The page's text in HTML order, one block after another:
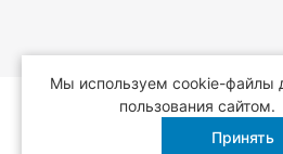
Мы используем cookie-файлы
пользования сайтом.
Принять